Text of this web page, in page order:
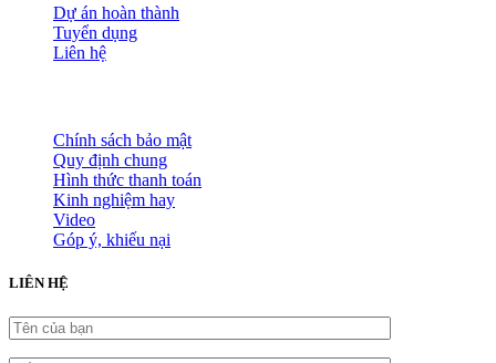
Dự án hoàn thành
Tuyển dụng
Liên hệ
Chính sách bảo mật
Quy định chung
Hình thức thanh toán
Kinh nghiệm hay
Video
Góp ý, khiếu nại
LIÊN HỆ